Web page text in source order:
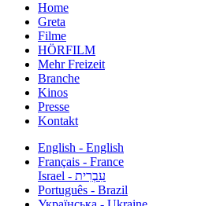
Home
Greta
Filme
HÖRFILM
Mehr Freizeit
Branche
Kinos
Presse
Kontakt
English - English
Français - France
עִבְרִית - Israel
Português - Brazil